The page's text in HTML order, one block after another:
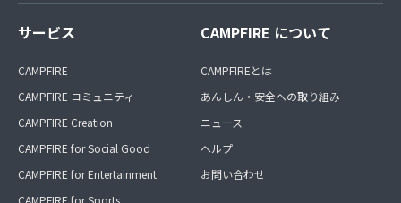
サービス
CAMPFIRE
CAMPFIRE コミュニティ
CAMPFIRE Creation
CAMPFIRE for Social Good
CAMPFIRE for Entertainment
CAMPFIRE for Sports
CAMPFIRE について
CAMPFIREとは
あんしん・安全への取り組み
ニュース
ヘルプ
お問い合わせ